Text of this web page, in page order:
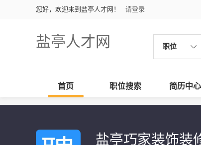
您好，欢迎来到盐亭人才网！ 请登录
盐亭人才网 职位
首页 职位搜索 简历中心
盐亭巧家装饰装